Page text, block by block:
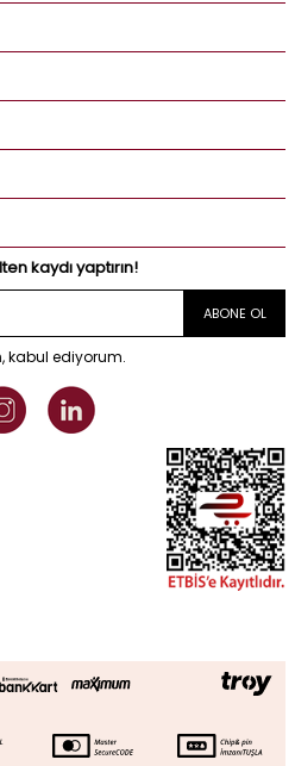
kaydı yaptırın!
ABONE OL
kabul ediyorum.